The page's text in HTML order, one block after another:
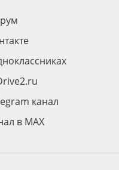
канал
в MAX